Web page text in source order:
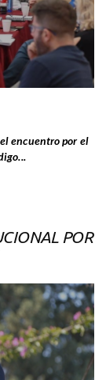
encuentro por el
POR